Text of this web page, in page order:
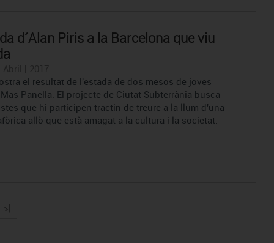
d´Alan Piris a la Barcelona que viu
el resultat de l'estada de dos mesos de joves
Panella. El projecte de Ciutat Subterrània busca
que hi participen tractin de treure a la llum d'una
allò que està amagat a la cultura i la societat.
>|